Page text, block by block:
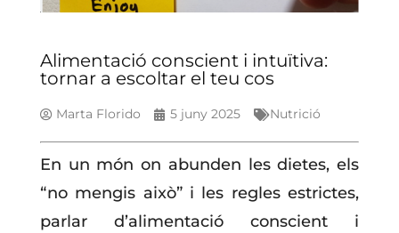
Alimentació conscient i intuïtiva:
tornar a escoltar el teu cos
Marta Florido 5 juny 2025 Nutrició
En un món on abunden les dietes, els
“no mengis això” i les regles estrictes,
parlar d’alimentació conscient i